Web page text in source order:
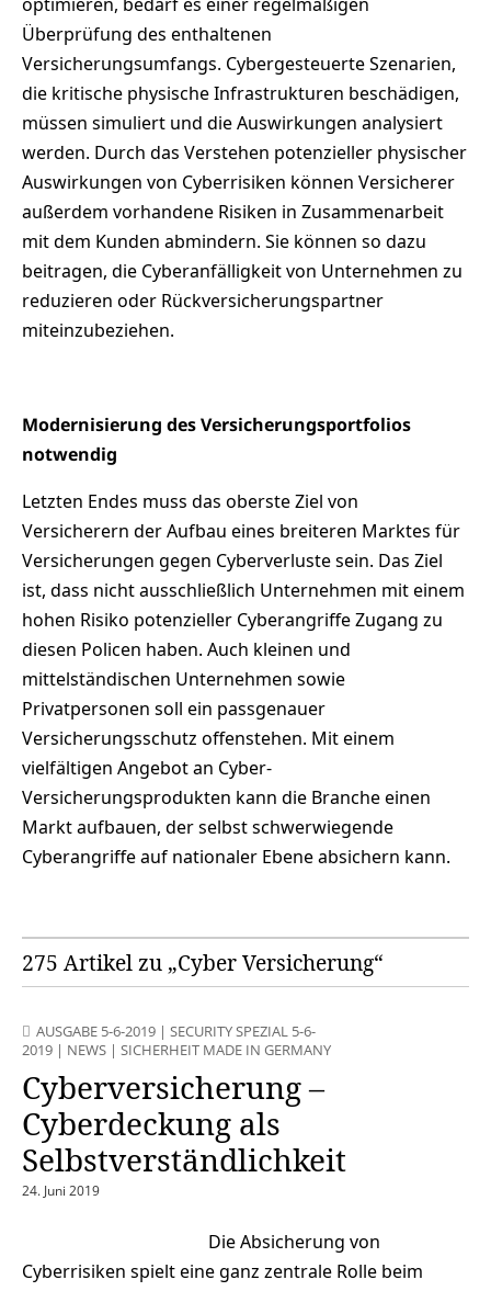
Überprüfung des enthaltenen
Versicherungsumfangs. Cybergesteuerte Szenarien,
die kritische physische Infrastrukturen beschädigen,
müssen simuliert und die Auswirkungen analysiert
werden. Durch das Verstehen potenzieller physischer
Auswirkungen von Cyberrisiken können Versicherer
außerdem vorhandene Risiken in Zusammenarbeit
mit dem Kunden abmindern. Sie können so dazu
beitragen, die Cyberanfälligkeit von Unternehmen zu
reduzieren oder Rückversicherungspartner
miteinzubeziehen.
Modernisierung des Versicherungsportfolios
notwendig
Letzten Endes muss das oberste Ziel von
Versicherern der Aufbau eines breiteren Marktes für
Versicherungen gegen Cyberverluste sein. Das Ziel
ist, dass nicht ausschließlich Unternehmen mit einem
hohen Risiko potenzieller Cyberangriffe Zugang zu
diesen Policen haben. Auch kleinen und
mittelständischen Unternehmen sowie
Privatpersonen soll ein passgenauer
Versicherungsschutz offenstehen. Mit einem
vielfältigen Angebot an Cyber-
Versicherungsprodukten kann die Branche einen
Markt aufbauen, der selbst schwerwiegende
Cyberangriffe auf nationaler Ebene absichern kann.
275 Artikel zu „Cyber Versicherung“
AUSGABE 5-6-2019 | SECURITY SPEZIAL 5-6-
2019 | NEWS | SICHERHEIT MADE IN GERMANY
Cyberversicherung –
Cyberdeckung als
Selbstverständlichkeit
24. Juni 2019
Die Absicherung von
Cyberrisiken spielt eine ganz zentrale Rolle beim